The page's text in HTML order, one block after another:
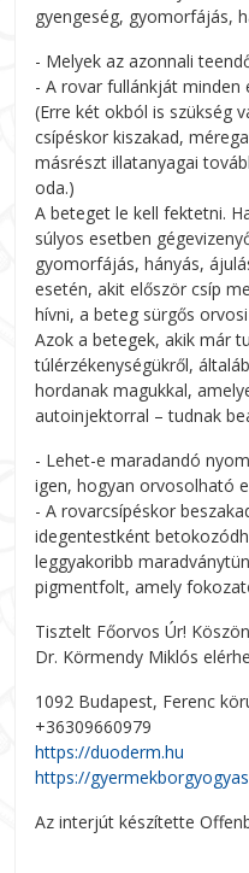
gyengeség, gyomorfájás,
- Melyek az azonnali
- A rovar fullánkját minden
(Erre két okból is szükség
csípéskor kiszakad,
másrészt illatanyagai
oda.)
A beteget le kell fektetni.
súlyos esetben
gyomorfájás, hányás,
esetén, akit először csíp
hívni, a beteg sürgős
Azok a betegek, akik már
túlérzékenységükről,
hordanak magukkal,
autoinjektorral – tudnak
- Lehet-e maradandó
igen, hogyan orvosolható
- A rovarcsípéskor
idegentestként
leggyakoribb
pigmentfolt, amely
Tisztelt Főorvos Úr!
Dr. Körmendy Miklós
1092 Budapest, Ferenc
+36309660979
https://duoderm.hu
https://
Az interjút készítette